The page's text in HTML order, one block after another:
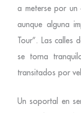
a meterse por un
aunque alguna
Tour”. Las calles
se torna
transitados por
Un soportal en